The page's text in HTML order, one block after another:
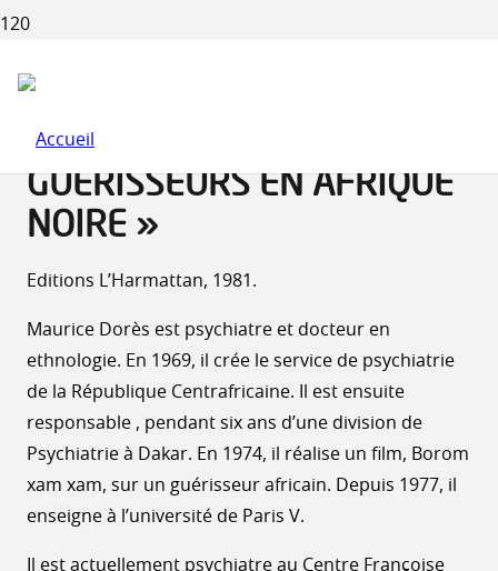
FEMME VILLAGE. MALADIES
MENTALES ET
GUÉRISSEURS EN AFRIQUE
NOIRE »
Editions L’Harmattan, 1981.
Maurice Dorès est psychiatre et docteur en
ethnologie. En 1969, il crée le service de psychiatrie
de la République Centrafricaine. Il est ensuite
responsable , pendant six ans d’une division de
Psychiatrie à Dakar. En 1974, il réalise un film, Borom
xam xam, sur un guérisseur africain. Depuis 1977, il
enseigne à l’université de Paris V.
Il est actuellement psychiatre au Centre Françoise